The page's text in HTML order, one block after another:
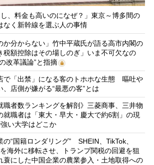
し、料金も高いのになぜ？」東京～博多間の
なく新幹線を選ぶ人の事情
か分からない」竹中平蔵氏が語る高市内閣の
額控除はその場しのぎ」いま不可欠なの
改革議論”と指摘
で「出禁」になる客のトホホな生態 嘔吐や
店側が嫌がる“最悪の客”とは
職者数ランキングを解剖》三菱商事、三井物
就職者は「東大・早大・慶大で約6割」の現
い大学はどこか
の“国籍ロンダリング” SHEIN、TikTok、
海外に移転させ、トランプ関税の回避を狙
にした中国企業の農業参入・土地取得への